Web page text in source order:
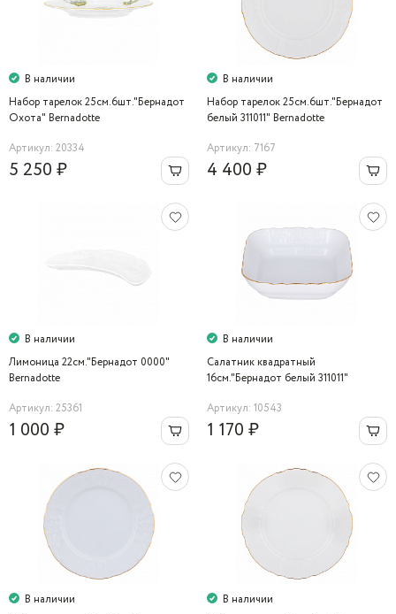
В наличии
Набор тарелок 25см.6шт."Бернадот
Охота" Bernadotte
Артикул: 20334
5 250 ₽
В наличии
Набор тарелок 25см.6шт."Бернадот
белый 311011" Bernadotte
Артикул: 7167
4 400 ₽
В наличии
Лимоница 22см."Бернадот 0000"
Bernadotte
Артикул: 25361
1 000 ₽
В наличии
Салатник квадратный
16см."Бернадот белый 311011"
Артикул: 10543
1 170 ₽
В наличии
В наличии